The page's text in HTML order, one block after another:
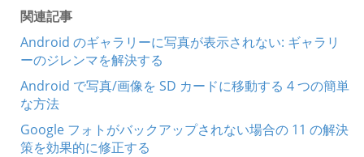
関連記事
Android のギャラリーに写真が表示されない: ギャラリ
ーのジレンマを解決する
Android で写真/画像を SD カードに移動する 4 つの簡単
な方法
Google フォトがバックアップされない場合の 11 の解決
策を効果的に修正する